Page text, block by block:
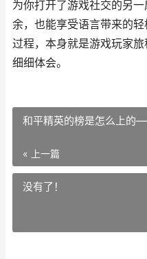
为你打开了游戏社交的另
余，也能享受语言带来的
过程，本身就是游戏玩家
细细体会。
和平精英的榜是怎么上的
« 上一篇
没有了！